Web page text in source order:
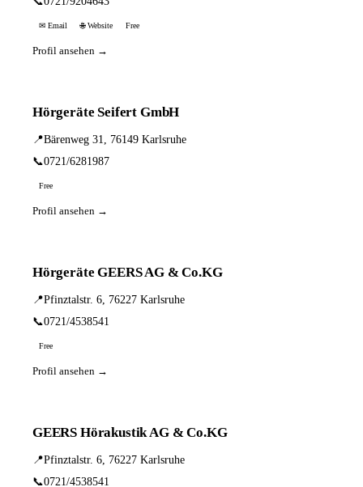
✉ Email 🌐 Website Free
Profil ansehen →
Hörgeräte Seifert GmbH
📍Bärenweg 31, 76149 Karlsruhe
📞0721/6281987
Free
Profil ansehen →
Hörgeräte GEERS AG & Co.KG
📍Pfinztalstr. 6, 76227 Karlsruhe
📞0721/4538541
Free
Profil ansehen →
GEERS Hörakustik AG & Co.KG
📍Pfinztalstr. 6, 76227 Karlsruhe
📞0721/4538541